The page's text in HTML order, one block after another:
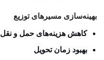
بهینه‌سازی مسیرهای توزیع
کاهش هزینه‌های حمل و نقل
بهبود زمان تحویل